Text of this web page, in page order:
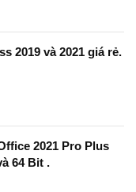
2019 và 2021 giá rẻ.
2021 Pro Plus
64 Bit .